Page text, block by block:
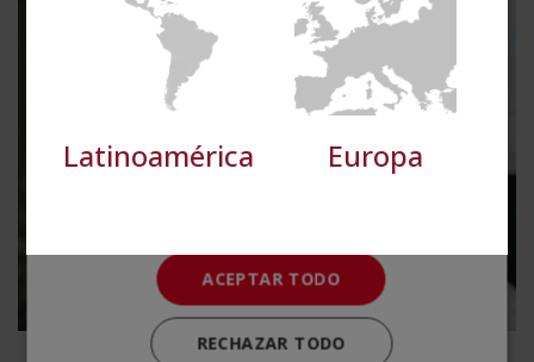
Latinoamérica Europa
Cookies de
preferencias
Cookies de
funcionalidad
Cookies no clasificadas
ACEPTAR TODO
RECHAZAR TODO